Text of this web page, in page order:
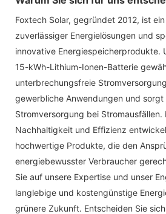
Foxtech Solar, gegründet 2012, ist
zuverlässiger Energielösungen und
innovative Energiespeicherprodukte.
15-kWh-Lithium-Ionen-Batterie
unterbrechungsfreie
gewerbliche Anwendungen und
Stromversorgung bei Stromausfällen.
Nachhaltigkeit und Effizienz
hochwertige Produkte, die den
energiebewusster Verbraucher
Sie auf unsere Expertise und unser
langlebige und kostengünstige
grünere Zukunft. Entscheiden Sie